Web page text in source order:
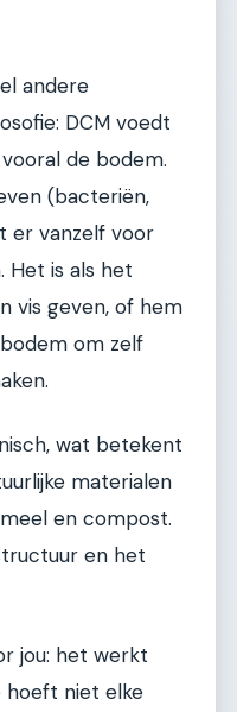
andere
DCM voedt
de bodem.
(bacteriën,
er vanzelf voor
is als het
vis geven, of hem
om zelf
wat betekent
materialen
en compost.
en het
jou: het werkt
hoeft niet elke